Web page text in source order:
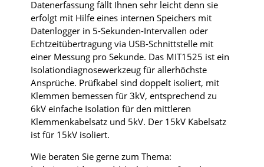
Datenerfassung fällt Ihnen sehr leicht denn sie
erfolgt mit Hilfe eines internen Speichers mit
Datenlogger in 5-Sekunden-Intervallen oder
Echtzeitübertragung via USB-Schnittstelle mit
einer Messung pro Sekunde. Das MIT1525 ist ein
Isolationdiagnosewerkzeug für allerhöchste
Ansprüche. Prüfkabel sind doppelt isoliert, mit
Klemmen bemessen für 3kV, entsprechend zu
6kV einfache Isolation für den mittleren
Klemmenkabelsatz und 5kV. Der 15kV Kabelsatz
ist für 15kV isoliert.
Wie beraten Sie gerne zum Thema: